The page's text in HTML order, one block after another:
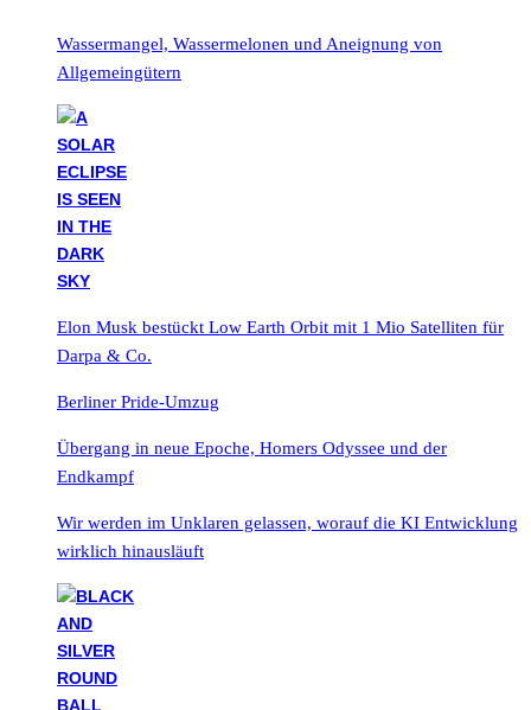
Wassermangel, Wassermelonen und Aneignung von
Allgemeingütern
Elon Musk bestückt Low Earth Orbit mit 1 Mio Satelliten für
Darpa & Co.
Berliner Pride-Umzug
Übergang in neue Epoche, Homers Odyssee und der
Endkampf
Wir werden im Unklaren gelassen, worauf die KI Entwicklung
wirklich hinausläuft